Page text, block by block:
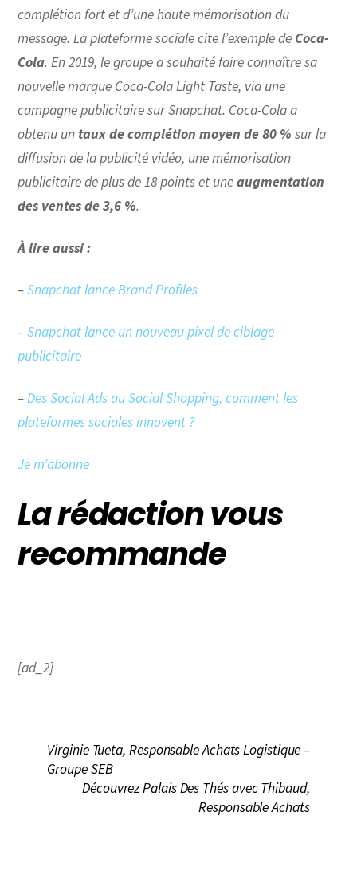
complétion fort et d’une haute mémorisation du
message. La plateforme sociale cite l’exemple de Coca-
Cola. En 2019, le groupe a souhaité faire connaître sa
nouvelle marque Coca-Cola Light Taste, via une
campagne publicitaire sur Snapchat. Coca-Cola a
obtenu un taux de complétion moyen de 80 % sur la
diffusion de la publicité vidéo, une mémorisation
publicitaire de plus de 18 points et uneaugmentation
des ventes de 3,6 %.
À lire aussi :
–Snapchat lance Brand Profiles
–Snapchat lance un nouveau pixel de ciblage
publicitaire
–Des Social Ads au Social Shopping, comment les
plateformes sociales innovent ?
Je m’abonne
La rédaction vous
recommande
[ad_2]
Virginie Tueta, Responsable Achats Logistique –
Groupe SEB
Découvrez Palais Des Thés avec Thibaud,
Responsable Achats